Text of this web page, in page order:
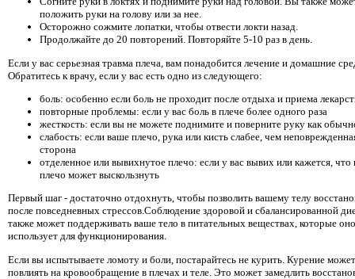
положить руки на голову или за нее.
Осторожно сожмите лопатки, чтобы отвести локти назад.
Продолжайте до 20 повторений. Повторяйте 5-10 раз в день.
Если у вас серьезная травма плеча, вам понадобится лечение и домашние
Обратитесь к врачу, если у вас есть одно из следующего:
боль: особенно если боль не проходит после отдыха и приема
повторные проблемы: если у вас боль в плече более одного раза
жесткость: если вы не можете поднимите и поверните руку как
слабость: если ваше плечо, рука или кисть слабее, чем
сторона
отделенное или вывихнутое плечо: если у вас вывих или кажется, что
плечо может выскользнуть
Первый шаг - достаточно отдохнуть, чтобы позволить вашему телу
после повседневных стрессов.Соблюдение здоровой и сбалансированной
также может поддерживать ваше тело в питательных веществах, которые оно
использует для функционирования.
Если вы испытываете ломоту и боли, постарайтесь не курить. Курение может
повлиять на кровообращение в плечах и теле. Это может замедлить